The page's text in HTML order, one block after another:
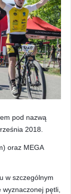
pod nazwą
2018.
oraz MEGA
w szczególnym
pętli,